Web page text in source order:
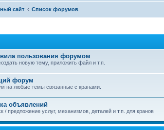
сайт Список форумов
пользования форумом
новую тему, приложить файл и т.п.
форум
на любые темы связанные с кранами.
объявлений
/ предложение услуг, механизмов, деталей и т.п. для кранов